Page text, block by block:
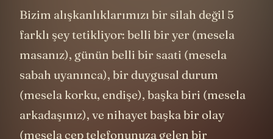
Bizim alışkanlıklarımızı bir silah değil 5
farklı şey tetikliyor: belli bir yer (mesela
masanız), günün belli bir saati (mesela
sabah uyanınca), bir duygusal durum
(mesela korku, endişe), başka biri (mesela
arkadaşınız), ve nihayet başka bir olay
(mesela cep telefonunuza gelen bir